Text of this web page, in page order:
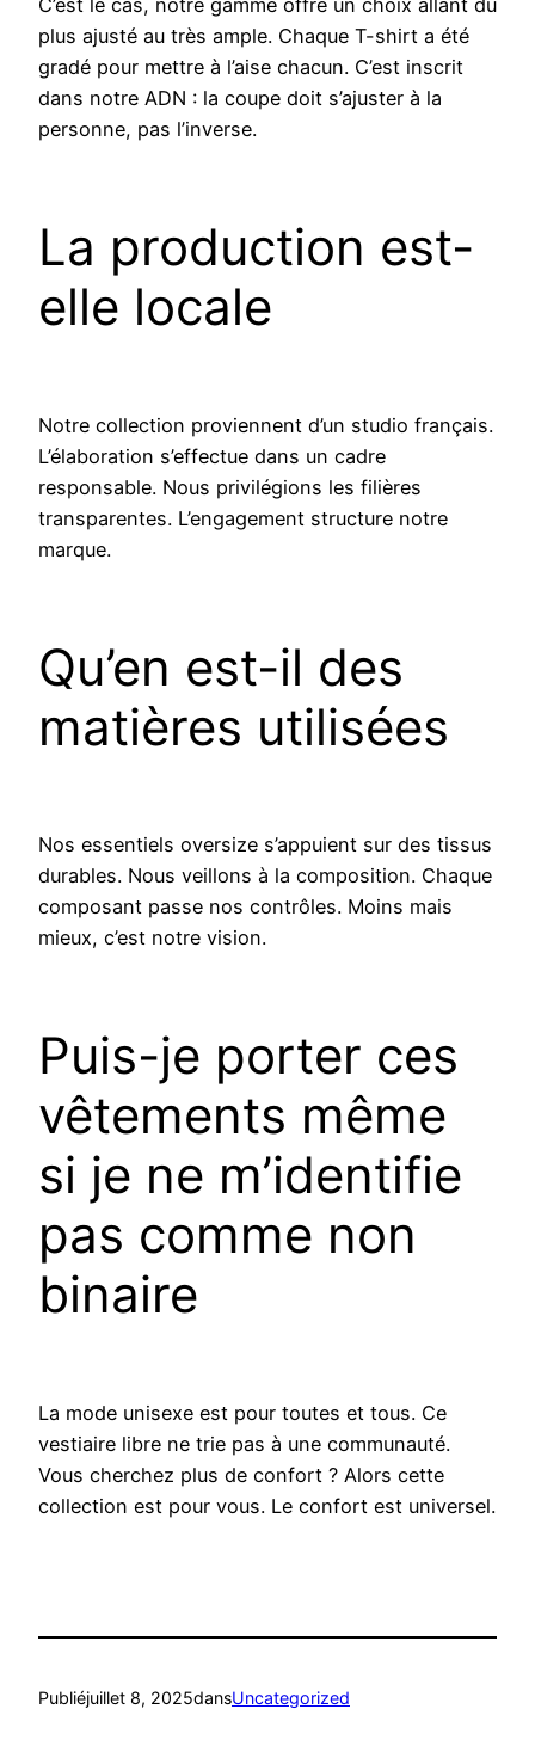
plus ajusté au très ample. Chaque T-shirt a été
gradé pour mettre à l’aise chacun. C’est inscrit
dans notre ADN : la coupe doit s’ajuster à la
personne, pas l’inverse.
La production est-
elle locale
Notre collection proviennent d’un studio français.
L’élaboration s’effectue dans un cadre
responsable. Nous privilégions les filières
transparentes. L’engagement structure notre
marque.
Qu’en est-il des
matières utilisées
Nos essentiels oversize s’appuient sur des tissus
durables. Nous veillons à la composition. Chaque
composant passe nos contrôles. Moins mais
mieux, c’est notre vision.
Puis-je porter ces
vêtements même
si je ne m’identifie
pas comme non
binaire
La mode unisexe est pour toutes et tous. Ce
vestiaire libre ne trie pas à une communauté.
Vous cherchez plus de confort ? Alors cette
collection est pour vous. Le confort est universel.
Publiéjuillet 8, 2025dansUncategorized